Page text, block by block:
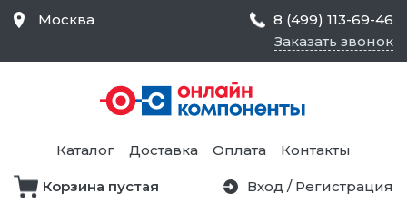
Москва
8 (499) 113-69-46
Заказать звонок
Каталог Доставка Оплата Контакты
Корзина пустая Вход / Регистрация
Средства Контроля
Статического
Электричества и
Безопасности,
Товары для Чистых